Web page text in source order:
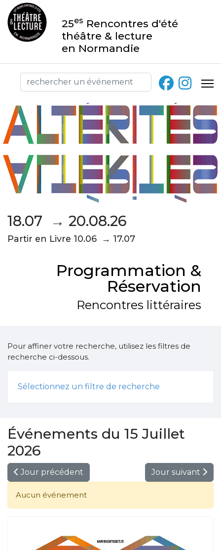
25es Rencontres d'été
théâtre & lecture
en Normandie
18.07 → 20.08.26
Partir en Livre 10.06 → 17.07
Programmation &
Réservation
Rencontres littéraires
Pour affiner votre recherche, utilisez les filtres de
recherche ci-dessous.
Sélectionnez un filtre de recherche
Événements du 15 Juillet
2026
Jour précédent Jour suivant
Aucun événement